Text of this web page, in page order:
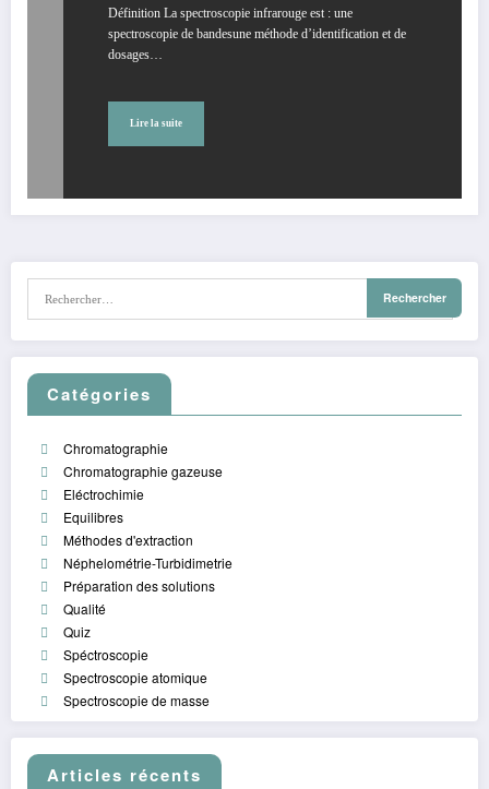
Définition La spectroscopie infrarouge est : une
spectroscopie de bandesune méthode d’identification et de
dosages…
Lire la suite
Catégories
Chromatographie
Chromatographie gazeuse
Eléctrochimie
Equilibres
Méthodes d'extraction
Néphelométrie-Turbidimetrie
Préparation des solutions
Qualité
Quiz
Spéctroscopie
Spectroscopie atomique
Spectroscopie de masse
Articles récents